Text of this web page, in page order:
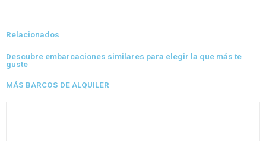
Relacionados
Descubre embarcaciones similares para elegir la que más te
guste
MÁS BARCOS DE ALQUILER